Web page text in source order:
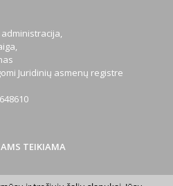
Juridinių asmenų registre
TEIKIAMA